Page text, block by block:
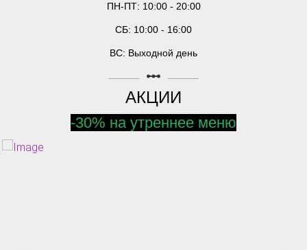
ПН-ПТ: 10:00 - 20:00
СБ: 10:00 - 16:00
ВС: Выходной день
linear_scale
АКЦИИ
-30% на утреннее меню